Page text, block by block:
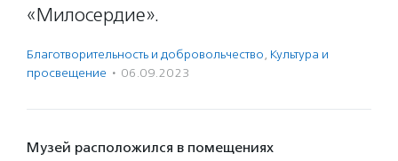
«Милосердие».
Благотвори­тель­ность и доброволь­чест­во, Культура и
просвещение · 06.09.2023
Музей расположился в помещениях